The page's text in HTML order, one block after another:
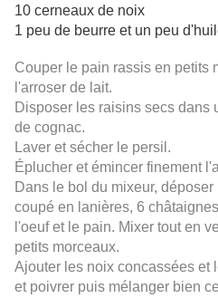
10 cerneaux de noix
1 peu de beurre et un peu
Couper le pain rassis en petits
l'arroser de lait.
Disposer les raisins secs dans
de cognac.
Laver et sécher le persil.
Éplucher et émincer finement
Dans le bol du mixeur,
coupé en lanières, 6
l'oeuf et le pain. Mixer tout en
petits morceaux.
Ajouter les noix concassées et
et poivrer puis mélanger bien